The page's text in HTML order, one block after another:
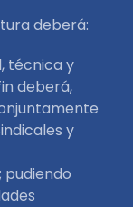
deberá:
técnica y
deberá,
y
pudiendo